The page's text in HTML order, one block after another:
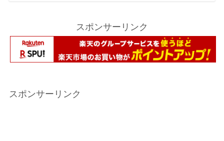
スポンサーリンク
スポンサーリンク